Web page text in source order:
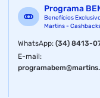
Programa
Benefícios
Martins -
WhatsApp:(34) 8413-
E-mail: